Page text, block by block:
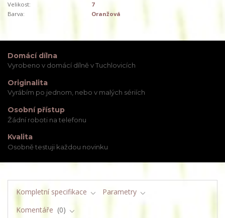
Velikost:
7
Barva:
Oranžová
Domácí dílna
Vyrobeno v domácí dílně v Tuchlovicích
Originalita
Vyrábím po jednom, nebo v malých sériích
Osobní přístup
Žádní roboti na telefonu
Kvalita
Osobně testuji každou novinku
Kompletní specifikace
Parametry
Komentáře
0